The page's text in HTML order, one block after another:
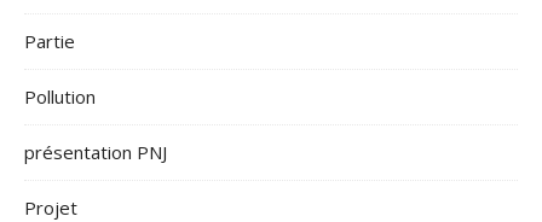
Partie
Pollution
présentation PNJ
Projet